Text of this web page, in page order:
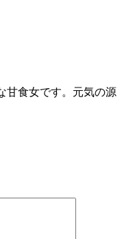
甘食女です。元気の源